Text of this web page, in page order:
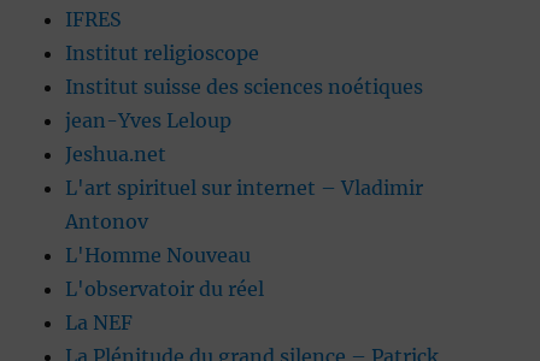
IFRES
Institut religioscope
Institut suisse des sciences noétiques
jean-Yves Leloup
Jeshua.net
L'art spirituel sur internet – Vladimir
Antonov
L'Homme Nouveau
L'observatoir du réel
La NEF
La Plénitude du grand silence – Patrick